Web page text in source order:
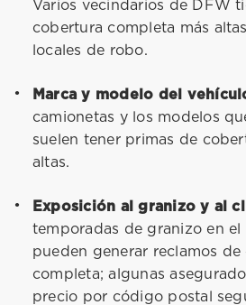
Varios vecindarios de DFW
cobertura completa más
locales de robo.
Marca y modelo del
camionetas y los modelos
suelen tener primas de
altas.
Exposición al granizo y al
temporadas de granizo en el
pueden generar reclamos de
completa; algunas
precio por código postal